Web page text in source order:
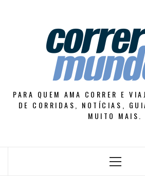
PARA QUEM AMA CORRER E
DE CORRIDAS, NOTÍCIAS,
MUITO MAIS.
Primary